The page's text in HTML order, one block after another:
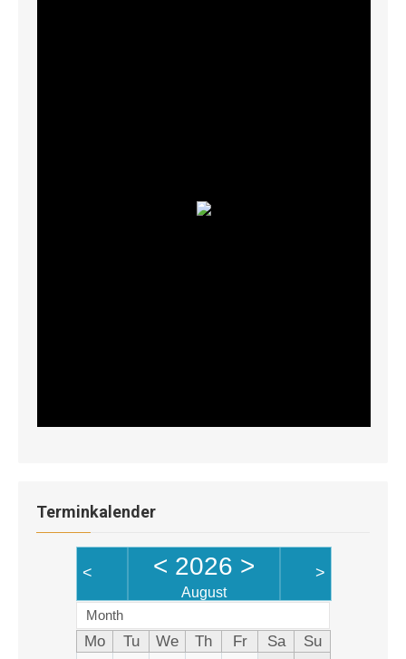
Terminkalender
< < 2026 >
August
>
Month
Mo Tu We Th Fr Sa
Su